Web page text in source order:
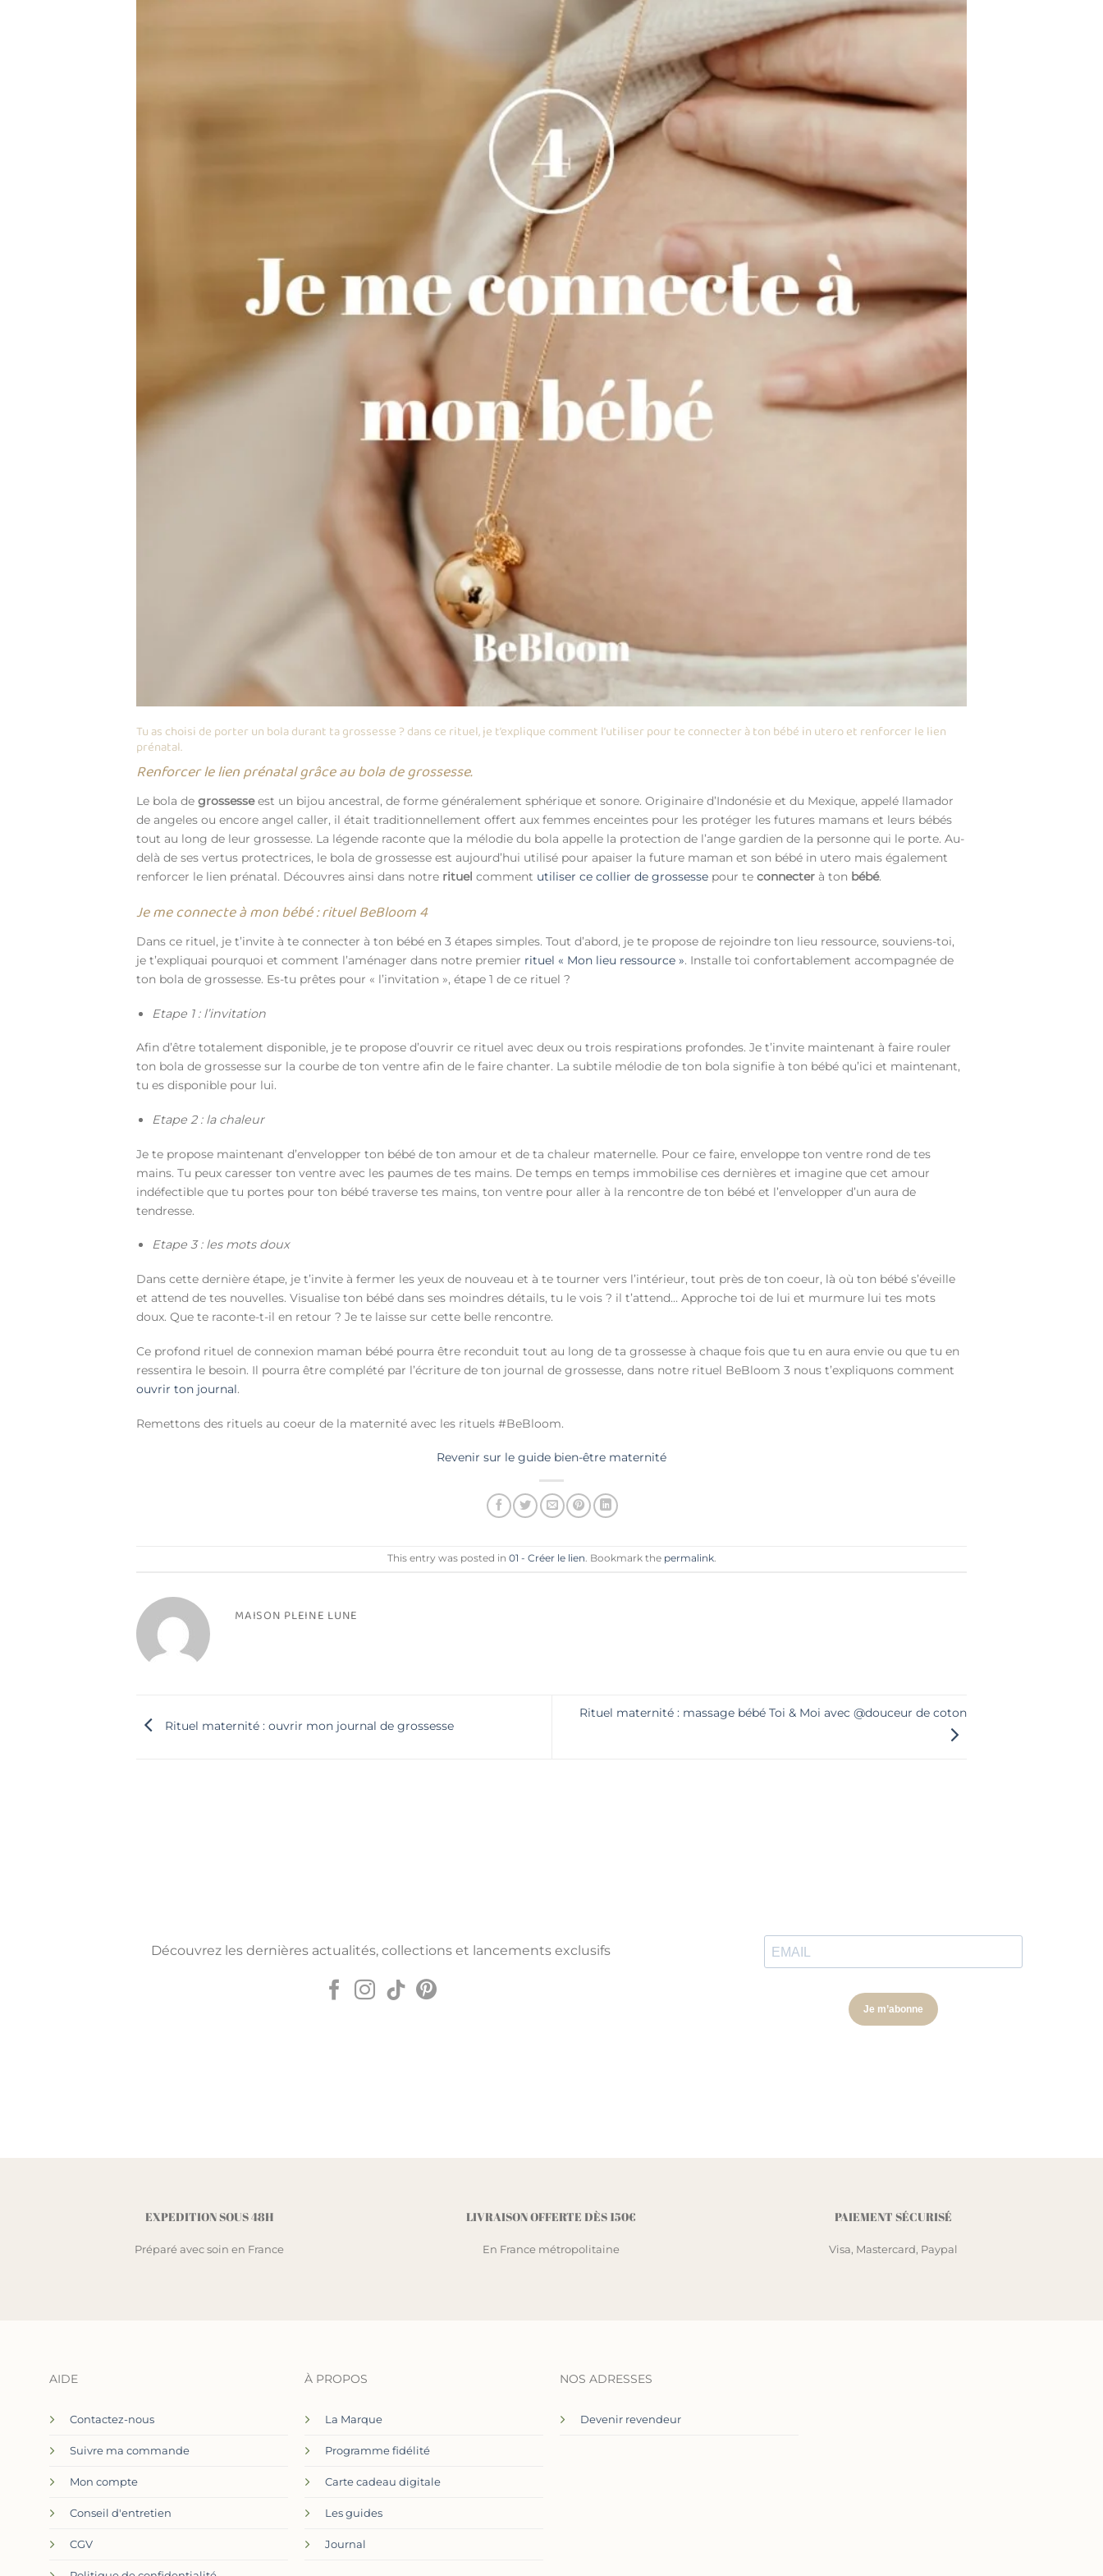
Tu as choisi de porter un bola durant ta grossesse ? dans ce rituel, je t’explique comment l’utiliser pour te connecter à ton bébé in utero et renforcer le lien
prénatal.
Renforcer le lien prénatal grâce au bola de grossesse.
Le bola degrossesseest un bijou ancestral, de forme généralement sphérique et sonore. Originaire d’Indonésie et du Mexique, appelé llamador
de angeles ou encore angel caller, il était traditionnellement offert aux femmes enceintes pour les protéger les futures mamans et leurs bébés
tout au long de leur grossesse. La légende raconte que la mélodie du bola appelle la protection de l’ange gardien de la personne qui le porte. Au-
delà de ses vertus protectrices, le bola de grossesse est aujourd’hui utilisé pour apaiser la future maman et son bébé in utero mais également
renforcer le lien prénatal. Découvres ainsi dans notre rituelcomment utiliser ce collier de grossesse pour teconnecter à ton bébé.
Je me connecte à mon bébé : rituel BeBloom 4
Dans ce rituel, je t’invite à te connecter à ton bébé en 3 étapes simples. Tout d’abord, je te propose de rejoindre ton lieu ressource, souviens-toi,
je t’expliquai pourquoi et comment l’aménager dans notre premier rituel « Mon lieu ressource ». Installe toi confortablement accompagnée de
ton bola de grossesse. Es-tu prêtes pour « l’invitation », étape 1 de ce rituel ?
Etape 1 : l’invitation
Afin d’être totalement disponible, je te propose d’ouvrir ce rituel avec deux ou trois respirations profondes. Je t’invite maintenant à faire rouler
ton bola de grossesse sur la courbe de ton ventre afin de le faire chanter. La subtile mélodie de ton bola signifie à ton bébé qu’ici et maintenant,
tu es disponible pour lui.
Etape 2 : la chaleur
Je te propose maintenant d’envelopper ton bébé de ton amour et de ta chaleur maternelle. Pour ce faire, enveloppe ton ventre rond de tes
mains. Tu peux caresser ton ventre avec les paumes de tes mains. De temps en temps immobilise ces dernières et imagine que cet amour
indéfectible que tu portes pour ton bébé traverse tes mains, ton ventre pour aller à la rencontre de ton bébé et l’envelopper d’un aura de
tendresse.
Etape 3 : les mots doux
Dans cette dernière étape, je t’invite à fermer les yeux de nouveau et à te tourner vers l’intérieur, tout près de ton coeur, là où ton bébé s’éveille
et attend de tes nouvelles. Visualise ton bébé dans ses moindres détails, tu le vois ? il t’attend… Approche toi de lui et murmure lui tes mots
doux. Que te raconte-t-il en retour ? Je te laisse sur cette belle rencontre.
Ce profond rituel de connexion maman bébé pourra être reconduit tout au long de ta grossesse à chaque fois que tu en aura envie ou que tu en
ressentira le besoin. Il pourra être complété par l’écriture de ton journal de grossesse, dans notre rituel BeBloom 3 nous t’expliquons comment
ouvrir ton journal.
Remettons des rituels au coeur de la maternité avec les rituels #BeBloom.
Revenir sur le guide bien-être maternité
This entry was posted in 01 - Créer le lien. Bookmark the permalink.
MAISON PLEINE LUNE
Rituel maternité : ouvrir mon journal de grossesse
Rituel maternité : massage bébé Toi & Moi avec @douceur de coton
Découvrez les dernières actualités, collections et lancements exclusifs
EXPEDITION SOUS 48H
Préparé avec soin en France
LIVRAISON OFFERTE DÈS 150€
En France métropolitaine
PAIEMENT SÉCURISÉ
Visa, Mastercard, Paypal
AIDE
Contactez-nous
Suivre ma commande
Mon compte
Conseil d'entretien
CGV
À PROPOS
La Marque
Programme fidélité
Carte cadeau digitale
Les guides
Journal
NOS ADRESSES
Devenir revendeur